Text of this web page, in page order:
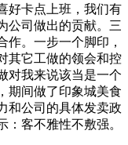
好卡点上班，我们有
公司做出的贡献。三
作。一步一个脚印，
其它工做的领会和控
对我来说该当是一个
期间做了印象城美食
和公司的具体发卖政
客不雅性不敷强。